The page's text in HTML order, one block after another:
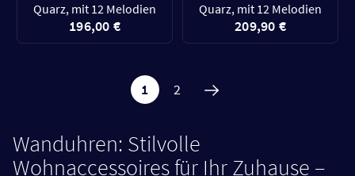
Quarz, mit 12 Melodien
196,00 €
Quarz, mit 12 Melodien
209,90 €
1 2
Wanduhren: Stilvolle
Wohnaccessoires für Ihr Zuhause –